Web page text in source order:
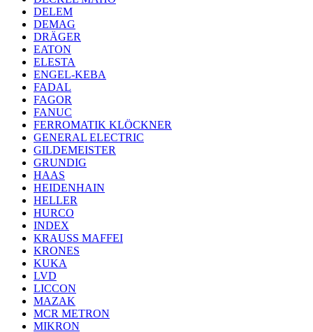
DELEM
DEMAG
DRÄGER
EATON
ELESTA
ENGEL-KEBA
FADAL
FAGOR
FANUC
FERROMATIK KLÖCKNER
GENERAL ELECTRIC
GILDEMEISTER
GRUNDIG
HAAS
HEIDENHAIN
HELLER
HURCO
INDEX
KRAUSS MAFFEI
KRONES
KUKA
LVD
LICCON
MAZAK
MCR METRON
MIKRON